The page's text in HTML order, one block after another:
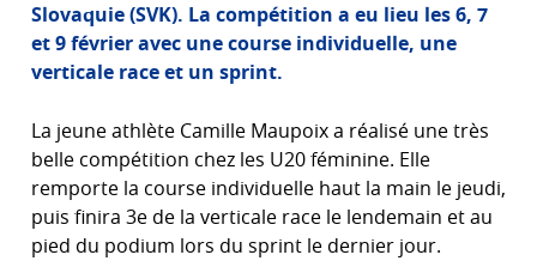
Slovaquie (SVK). La compétition a eu lieu les 6, 7
et 9 février avec une course individuelle, une
verticale race et un sprint.
La jeune athlète Camille Maupoix a réalisé une très
belle compétition chez les U20 féminine. Elle
remporte la course individuelle haut la main le jeudi,
puis finira 3e de la verticale race le lendemain et au
pied du podium lors du sprint le dernier jour.